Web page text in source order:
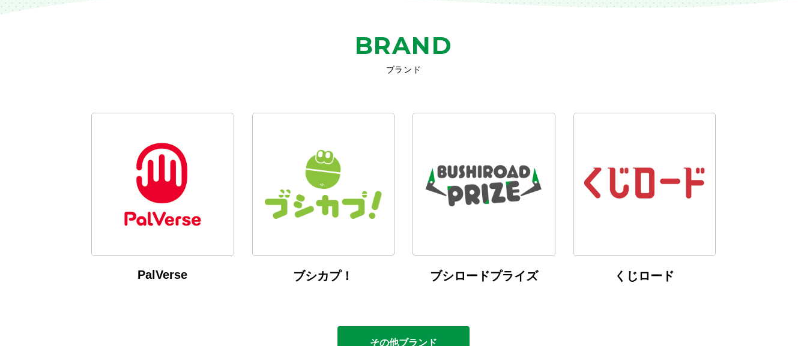
BRAND
ブランド
PalVerse ブシカプ！ ブシロードプライズ くじロード
その他ブランド